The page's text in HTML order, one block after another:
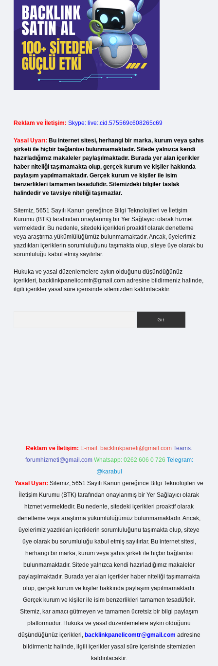
Reklam ve İletişim: Skype: live:.cid.575569c608265c69
Yasal Uyarı: Bu internet sitesi, herhangi bir marka, kurum veya şahıs
şirketi ile hiçbir bağlantısı bulunmamaktadır. Sitede yalnızca kendi
hazırladığımız makaleler paylaşılmaktadır. Burada yer alan içerikler
haber niteliği taşımamakta olup, gerçek kurum ve kişiler hakkında
paylaşım yapılmamaktadır. Gerçek kurum ve kişiler ile isim
benzerlikleri tamamen tesadüfidir. Sitemizdeki bilgiler taslak
halindedir ve tavsiye niteliği taşımazlar.
Sitemiz, 5651 Sayılı Kanun gereğince Bilgi Teknolojileri ve İletişim
Kurumu (BTK) tarafından onaylanmış bir Yer Sağlayıcı olarak hizmet
vermektedir. Bu nedenle, sitedeki içerikleri proaktif olarak denetleme
veya araştırma yükümlülüğümüz bulunmamaktadır. Ancak, üyelerimiz
yazdıkları içeriklerin sorumluluğunu taşımakta olup, siteye üye olarak bu
sorumluluğu kabul etmiş sayılırlar.
Hukuka ve yasal düzenlemelere aykırı olduğunu düşündüğünüz
içerikleri, backlinkpanelicomtr@gmail.com adresine bildirmeniz halinde,
ilgili içerikler yasal süre içerisinde sitemizden kaldırılacaktır.
Reklam ve İletişim: E-mail: backlinkpaneli@gmail.com Teams:
forumhizmeti@gmail.com Whatsapp: 0262 606 0 726 Telegram:
@karabul
Yasal Uyarı: Sitemiz, 5651 Sayılı Kanun gereğince Bilgi Teknolojileri ve
İletişim Kurumu (BTK) tarafından onaylanmış bir Yer Sağlayıcı olarak
hizmet vermektedir. Bu nedenle, sitedeki içerikleri proaktif olarak
denetleme veya araştırma yükümlülüğümüz bulunmamaktadır. Ancak,
üyelerimiz yazdıkları içeriklerin sorumluluğunu taşımakta olup, siteye
üye olarak bu sorumluluğu kabul etmiş sayılırlar. Bu internet sitesi,
herhangi bir marka, kurum veya şahıs şirketi ile hiçbir bağlantısı
bulunmamaktadır. Sitede yalnızca kendi hazırladığımız makaleler
paylaşılmaktadır. Burada yer alan içerikler haber niteliği taşımamakta
olup, gerçek kurum ve kişiler hakkında paylaşım yapılmamaktadır.
Gerçek kurum ve kişiler ile isim benzerlikleri tamamen tesadüfidir.
Sitemiz, kar amacı gütmeyen ve tamamen ücretsiz bir bilgi paylaşım
platformudur. Hukuka ve yasal düzenlemelere aykırı olduğunu
düşündüğünüz içerikleri, backlinkpanelicomtr@gmail.com adresine
bildirmeniz halinde, ilgili içerikler yasal süre içerisinde sitemizden
kaldırılacaktır.